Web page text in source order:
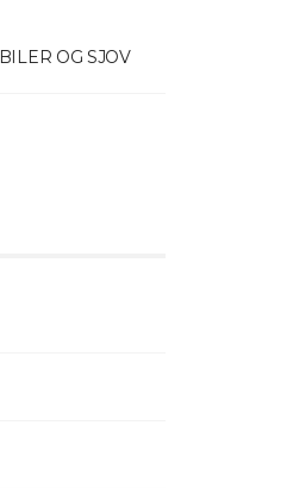
BILER OG SJOV